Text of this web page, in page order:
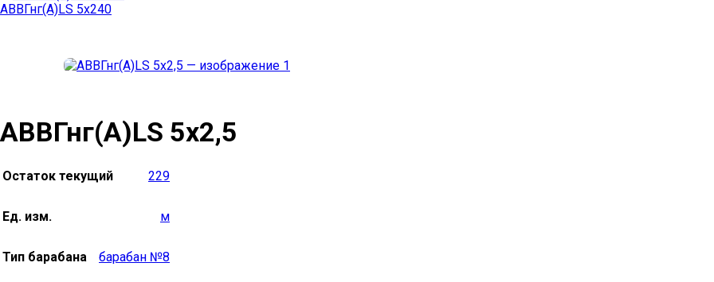
АВВГнг(А)LS 5х240
АВВГнг(А)LS 5х2,5
Остаток текущий 229
Ед. изм. м
Тип барабана барабан №8